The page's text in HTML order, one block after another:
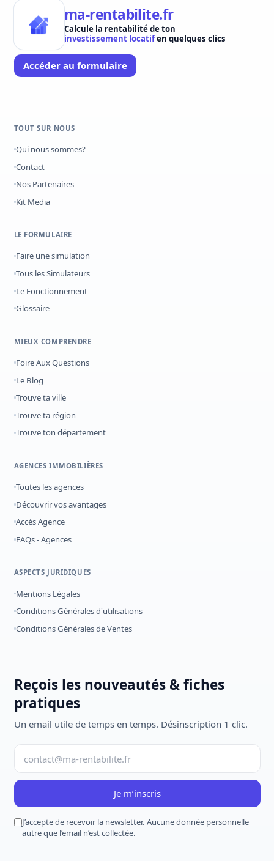
ma-rentabilite.fr
Calcule la rentabilité de ton
investissement locatifen quelques clics
Accéder au formulaire
TOUT SUR NOUS
Qui nous sommes?
Contact
Nos Partenaires
Kit Media
LE FORMULAIRE
Faire une simulation
Tous les Simulateurs
Le Fonctionnement
Glossaire
MIEUX COMPRENDRE
Foire Aux Questions
Le Blog
Trouve ta ville
Trouve ta région
Trouve ton département
AGENCES IMMOBILIÈRES
Toutes les agences
Découvrir vos avantages
Accès Agence
FAQs - Agences
ASPECTS JURIDIQUES
Mentions Légales
Conditions Générales d'utilisations
Conditions Générales de Ventes
Reçois les nouveautés & fiches
pratiques
Un email utile de temps en temps. Désinscription 1 clic.
Je m’inscris
J’accepte de recevoir la newsletter. Aucune donnée personnelle
autre que l’email n’est collectée.